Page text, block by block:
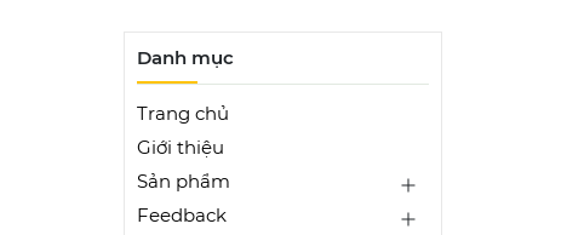
Danh mục
Trang chủ
Giới thiệu
Sản phẩm
Feedback